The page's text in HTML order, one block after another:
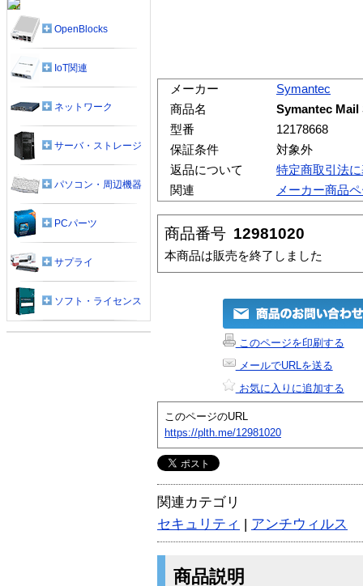
メーカー
Symantec
商品名
Symantec Mail
型番
12178668
保証条件
対象外
返品について
特定商取引法
関連
メーカー商品
商品番号 12981020
本商品は販売を終了しました
このページを印刷する
メールでURLを送る
お気に入りに追加する
このページのURL
https://plth.me/12981020
関連カテゴリ
セキュリティ | アンチウィルス
商品説明
OpenBlocks
IoT関連
ネットワーク
サーバ・ストレージ
パソコン・周辺機器
PCパーツ
サプライ
ソフト・ライセンス